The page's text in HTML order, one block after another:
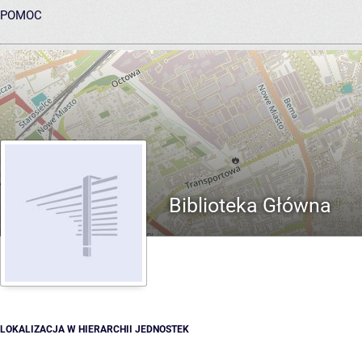
POMOC
ARCHIWUM PRAC DYPLOMOWYCH
Biblioteka Główna
LOKALIZACJA W HIERARCHII JEDNOSTEK